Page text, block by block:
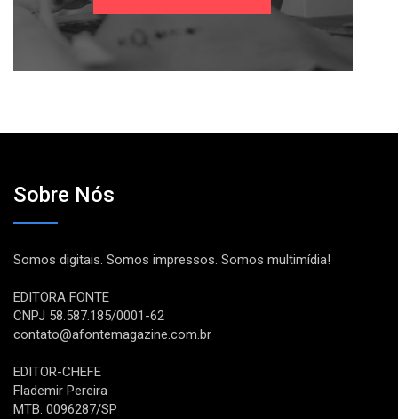
Sobre Nós
Somos digitais. Somos impressos. Somos multimídia!
EDITORA FONTE
CNPJ 58.587.185/0001-62
contato@afontemagazine.com.br
EDITOR-CHEFE
Flademir Pereira
MTB: 0096287/SP